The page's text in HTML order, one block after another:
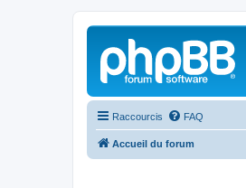
Raccourcis FAQ
Accueil du forum